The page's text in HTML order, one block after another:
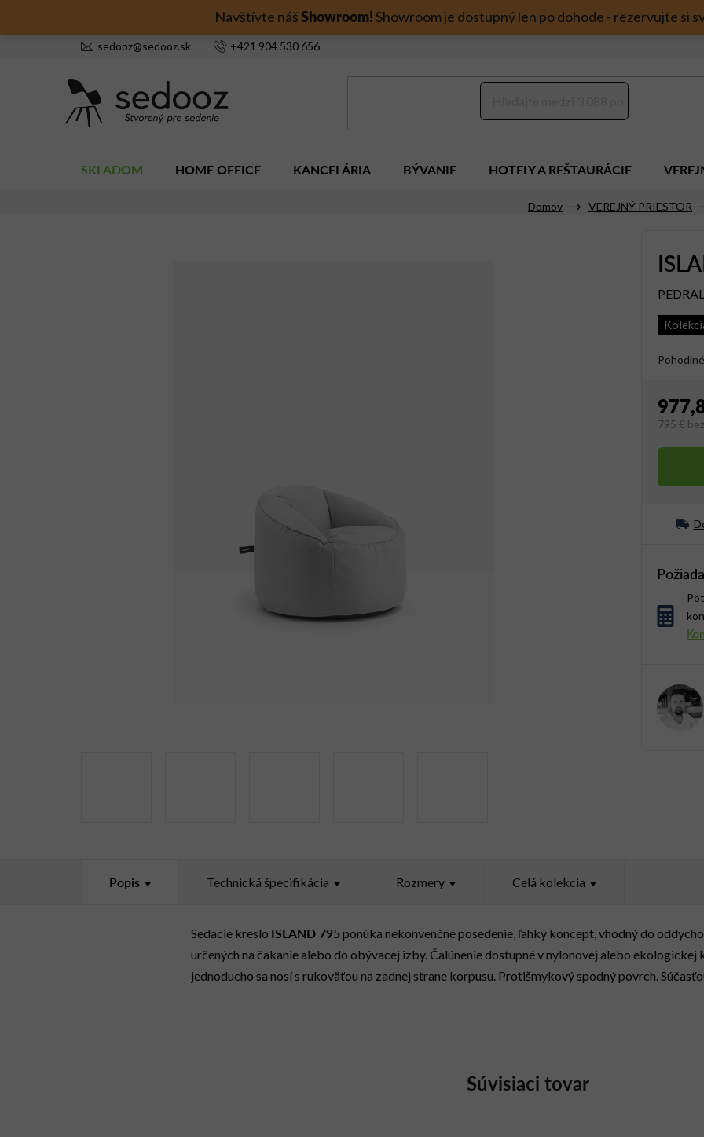
Navštívte nášShowroom!Showroom je dostupný len po dohode - rezervujte si
sedooz@sedooz.sk +421 904 530 656
SKLADOM HOME OFFICE KANCELÁRIA BÝVANIE HOTELY A REŠTAURÁCIE
Domov VEREJNÝ PRIESTOR
795 €
Popis Technická špecifikácia Rozmery Celá kolekcia
Sedacie kreslo ISLAND 795ponúka nekonvenčné posedenie, ľahký koncept, vhodný do
určených na čakanie alebo do obývacej izby. Čalúnenie dostupné v nylonovej alebo ekologickej
jednoducho sa nosí s rukoväťou na zadnej strane korpusu. Protišmykový spodný povrch.
Súvisiaci tovar